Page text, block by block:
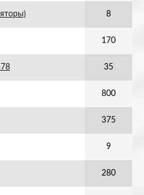
8
170
35
800
375
9
280